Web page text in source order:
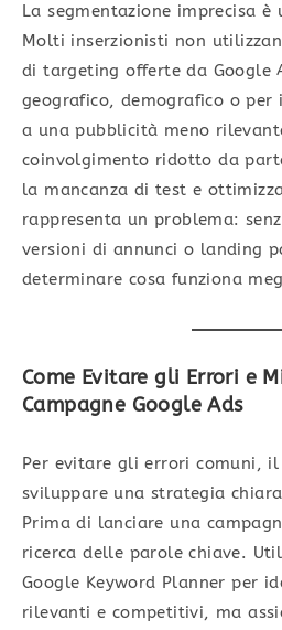
La segmentazione imprecisa
Molti inserzionisti non
di targeting offerte da Google
geografico, demografico o per
a una pubblicità meno
coinvolgimento ridotto da
la mancanza di test e
rappresenta un problema:
versioni di annunci o landing
determinare cosa funziona
Come Evitare gli Errori e
Campagne Google Ads
Per evitare gli errori comuni,
sviluppare una strategia
Prima di lanciare una
ricerca delle parole chiave.
Google Keyword Planner per
rilevanti e competitivi, ma